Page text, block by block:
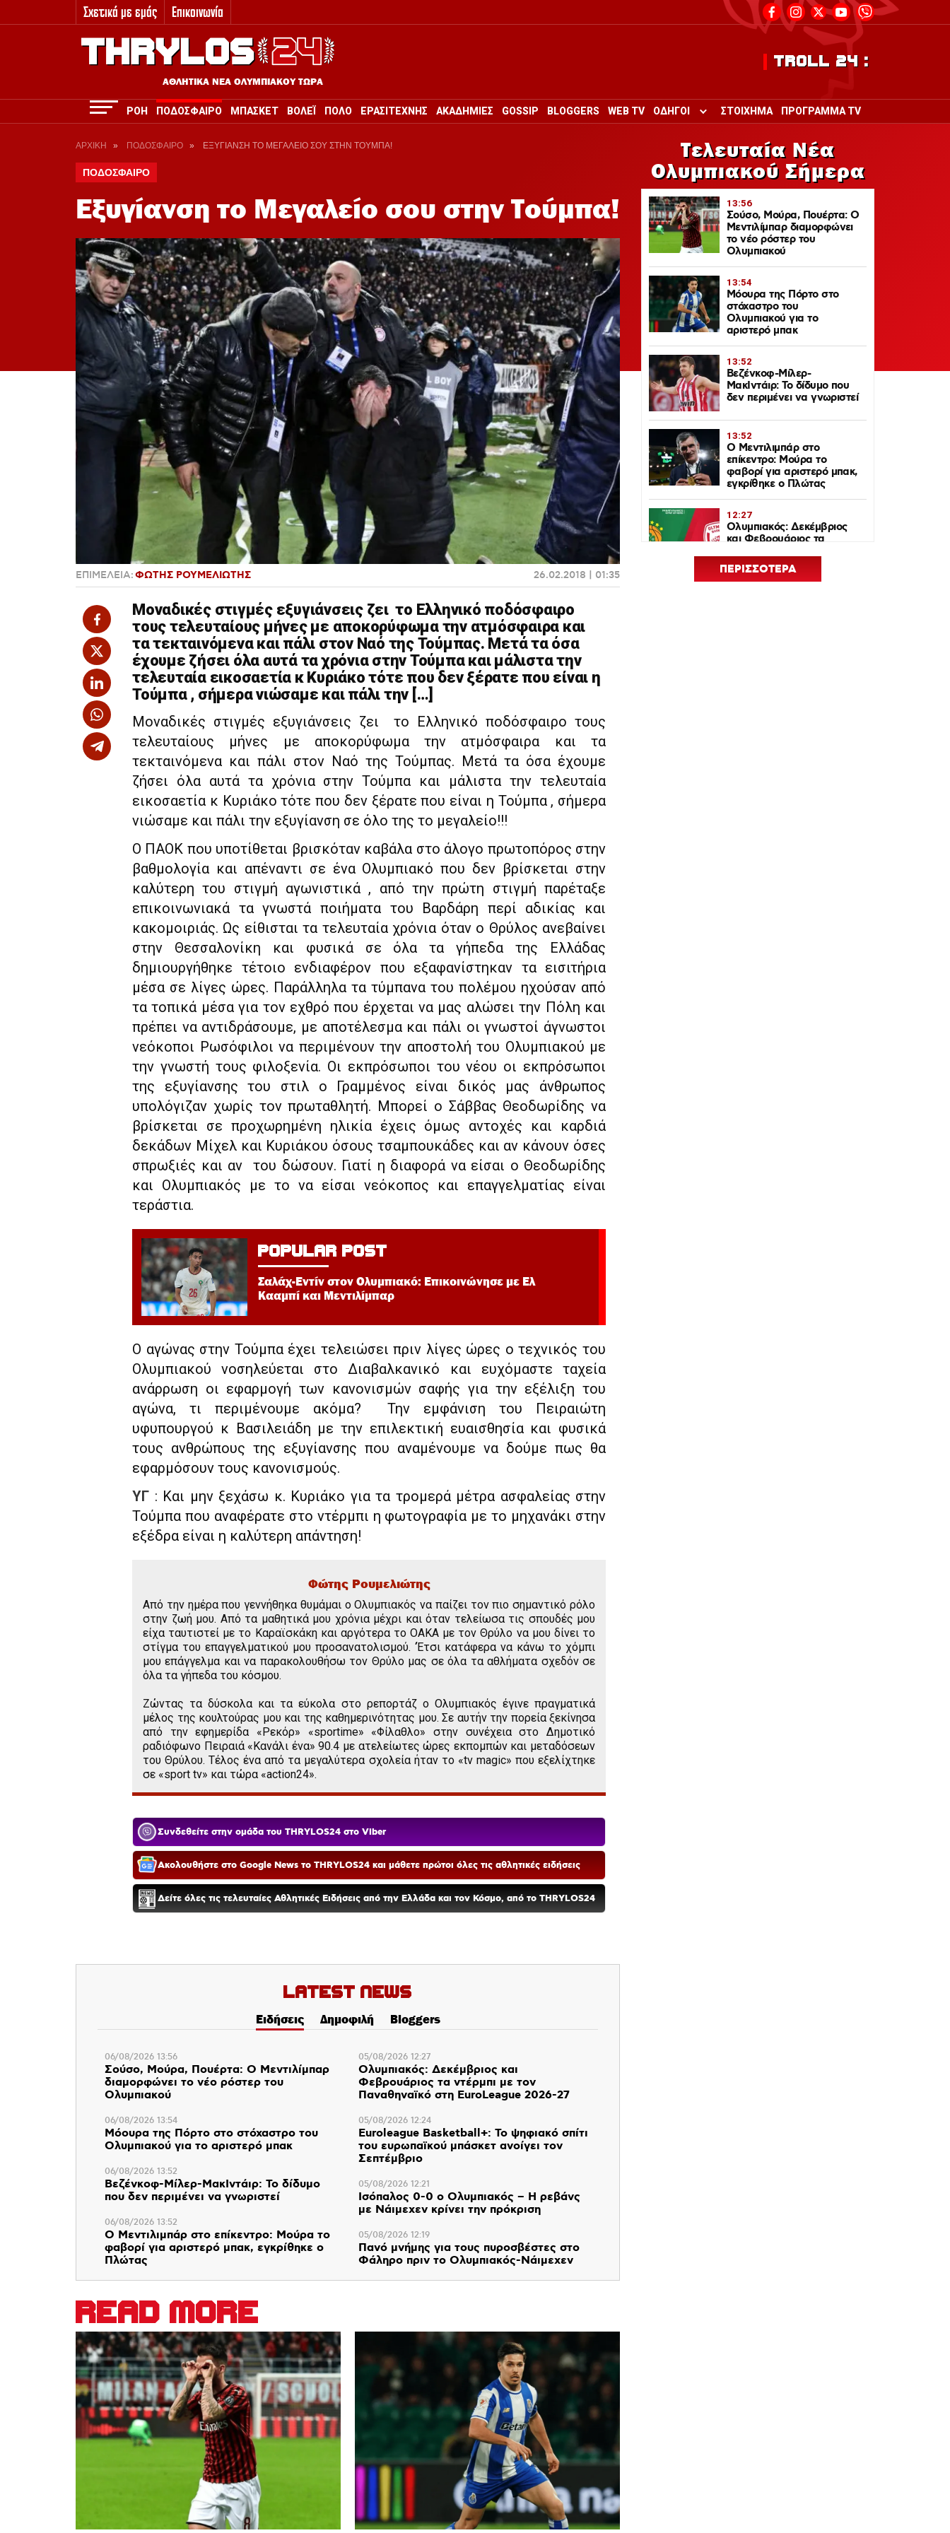
Σχετικά με εμάς Επικοινωνία
ΑΘΛΗΤΙΚΑ ΝΕΑ ΟΛΥΜΠΙΑΚΟΥ ΤΩΡΑ
TROLL 24 :
ΡΟΗ ΠΟΔΟΣΦΑΙΡΟ ΜΠΑΣΚΕΤ ΒΟΛΕΪ ΠΟΛΟ ΕΡΑΣΙΤΕΧΝΗΣ ΑΚΑΔΗΜΙΕΣ GOSSIP BLOGGERS WEB TV
ΟΔΗΓΟΙ
Toggle submenu for ΟΔΗΓΟΙ
ΣΤΟΙΧΗΜΑ ΠΡΟΓΡΑΜΜΑ TV
ΑΡΧΙΚΗ » ΠΟΔΟΣΦΑΙΡΟ » ΕΞΥΓΙΑΝΣΗ ΤΟ ΜΕΓΑΛΕΙΟ ΣΟΥ ΣΤΗΝ ΤΟΥΜΠΑ!
ΠΟΔΟΣΦΑΙΡΟ
Εξυγίανση το Μεγαλείο σου στην Τούμπα!
ΕΠΙΜΕΛΕΙΑ:ΦΩΤΗΣ ΡΟΥΜΕΛΙΩΤΗΣ 26.02.2018 | 01:35
Μοναδικές στιγμές εξυγιάνσεις ζει το Ελληνικό ποδόσφαιρο
τους τελευταίους μήνες με αποκορύφωμα την ατμόσφαιρα και
τα τεκταινόμενα και πάλι στον Ναό της Τούμπας. Μετά τα όσα
έχουμε ζήσει όλα αυτά τα χρόνια στην Τούμπα και μάλιστα την
τελευταία εικοσαετία κ Κυριάκο τότε που δεν ξέρατε που είναι η
Τούμπα , σήμερα νιώσαμε και πάλι την […]
Μοναδικές στιγμές εξυγιάνσεις ζει το Ελληνικό ποδόσφαιρο τους
τελευταίους μήνες με αποκορύφωμα την ατμόσφαιρα και τα
τεκταινόμενα και πάλι στον Ναό της Τούμπας. Μετά τα όσα έχουμε
ζήσει όλα αυτά τα χρόνια στην Τούμπα και μάλιστα την τελευταία
εικοσαετία κ Κυριάκο τότε που δεν ξέρατε που είναι η Τούμπα , σήμερα
νιώσαμε και πάλι την εξυγίανση σε όλο της το μεγαλείο!!!
Ο ΠΑΟΚ που υποτίθεται βρισκόταν καβάλα στο άλογο πρωτοπόρος στην
βαθμολογία και απέναντι σε ένα Ολυμπιακό που δεν βρίσκεται στην
καλύτερη του στιγμή αγωνιστικά , από την πρώτη στιγμή παρέταξε
επικοινωνιακά τα γνωστά ποιήματα του Βαρδάρη περί αδικίας και
κακομοιριάς. Ως είθισται τα τελευταία χρόνια όταν ο Θρύλος ανεβαίνει
στην Θεσσαλονίκη και φυσικά σε όλα τα γήπεδα της Ελλάδας
δημιουργήθηκε τέτοιο ενδιαφέρον που εξαφανίστηκαν τα εισιτήρια
μέσα σε λίγες ώρες. Παράλληλα τα τύμπανα του πολέμου ηχούσαν από
τα τοπικά μέσα για τον εχθρό που έρχεται να μας αλώσει την Πόλη και
πρέπει να αντιδράσουμε, με αποτέλεσμα και πάλι οι γνωστοί άγνωστοι
νεόκοποι Ρωσόφιλοι να περιμένουν την αποστολή του Ολυμπιακού με
την γνωστή τους φιλοξενία. Οι εκπρόσωποι του νέου οι εκπρόσωποι
της εξυγίανσης του στιλ ο Γραμμένος είναι δικός μας άνθρωπος
υπολόγιζαν χωρίς τον πρωταθλητή. Μπορεί ο Σάββας Θεοδωρίδης να
βρίσκεται σε προχωρημένη ηλικία έχεις όμως αντοχές και καρδιά
δεκάδων Μίχελ και Κυριάκου όσους τσαμπουκάδες και αν κάνουν όσες
σπρωξιές και αν του δώσουν. Γιατί η διαφορά να είσαι ο Θεοδωρίδης
και Ολυμπιακός με το να είσαι νεόκοπος και επαγγελματίας είναι
τεράστια.
POPULAR POST
Σαλάχ-Εντίν στον Ολυμπιακό: Επικοινώνησε με Ελ
Κααμπί και Μεντιλίμπαρ
Ο αγώνας στην Τούμπα έχει τελειώσει πριν λίγες ώρες ο τεχνικός του
Ολυμπιακού νοσηλεύεται στο Διαβαλκανικό και ευχόμαστε ταχεία
ανάρρωση οι εφαρμογή των κανονισμών σαφής για την εξέλιξη του
αγώνα, τι περιμένουμε ακόμα? Την εμφάνιση του Πειραιώτη
υφυπουργού κ Βασιλειάδη με την επιλεκτική ευαισθησία και φυσικά
τους ανθρώπους της εξυγίανσης που αναμένουμε να δούμε πως θα
εφαρμόσουν τους κανονισμούς.
ΥΓ : Και μην ξεχάσω κ. Κυριάκο για τα τρομερά μέτρα ασφαλείας στην
Τούμπα που αναφέρατε στο ντέρμπι η φωτογραφία με το μηχανάκι στην
εξέδρα είναι η καλύτερη απάντηση!
Φώτης Ρουμελιώτης
Από την ημέρα που γεννήθηκα θυμάμαι ο Ολυμπιακός να παίζει τον πιο σημαντικό ρόλο
στην ζωή μου. Από τα μαθητικά μου χρόνια μέχρι και όταν τελείωσα τις σπουδές μου
είχα ταυτιστεί με το Καραϊσκάκη και αργότερα το ΟΑΚΑ με τον Θρύλο να μου δίνει το
στίγμα του επαγγελματικού μου προσανατολισμού. ‘Έτσι κατάφερα να κάνω το χόμπι
μου επάγγελμα και να παρακολουθήσω τον Θρύλο μας σε όλα τα αθλήματα σχεδόν σε
όλα τα γήπεδα του κόσμου.
Ζώντας τα δύσκολα και τα εύκολα στο ρεπορτάζ ο Ολυμπιακός έγινε πραγματικά
μέλος της κουλτούρας μου και της καθημερινότητας μου. Σε αυτήν την πορεία ξεκίνησα
από την εφημερίδα «Ρεκόρ» «sportime» «Φίλαθλο» στην συνέχεια στο Δημοτικό
ραδιόφωνο Πειραιά «Κανάλι ένα» 90.4 με ατελείωτες ώρες εκπομπών και μεταδόσεων
του Θρύλου. Τέλος ένα από τα μεγαλύτερα σχολεία ήταν το «tv magic» που εξελίχτηκε
σε «sport tv» και τώρα «action24».
Συνδεθείτε στην ομάδα του THRYLOS24 στο Viber
Ακολουθήστε στο Google News το THRYLOS24 και μάθετε πρώτοι όλες τις αθλητικές ειδήσεις
Δείτε όλες τις τελευταίες Αθλητικές Ειδήσεις από την Ελλάδα και τον Κόσμο, από το THRYLOS24
Latest News
Ειδήσεις Δημοφιλή Bloggers
06/08/2026 13:56
Σούσο, Μούρα, Πουέρτα: Ο Μεντιλίμπαρ
διαμορφώνει το νέο ρόστερ του
Ολυμπιακού
06/08/2026 13:54
Μόουρα της Πόρτο στο στόχαστρο του
Ολυμπιακού για το αριστερό μπακ
06/08/2026 13:52
Βεζένκοφ-Μίλερ-ΜακΙντάιρ: Το δίδυμο
που δεν περιμένει να γνωριστεί
06/08/2026 13:52
Ο Μεντιλιμπάρ στο επίκεντρο: Μούρα το
φαβορί για αριστερό μπακ, εγκρίθηκε ο
Πλώτας
05/08/2026 12:27
Ολυμπιακός: Δεκέμβριος και
Φεβρουάριος τα ντέρμπι με τον
Παναθηναϊκό στη EuroLeague 2026-27
05/08/2026 12:24
Euroleague Basketball+: Το ψηφιακό σπίτι
του ευρωπαϊκού μπάσκετ ανοίγει τον
Σεπτέμβριο
05/08/2026 12:21
Ισόπαλος 0-0 ο Ολυμπιακός – Η ρεβάνς
με Νάιμεχεν κρίνει την πρόκριση
05/08/2026 12:19
Πανό μνήμης για τους πυροσβέστες στο
Φάληρο πριν το Ολυμπιακός-Νάιμεχεν
READ MORE
Τελευταία Νέα
Ολυμπιακού Σήμερα
13:56
Σούσο, Μούρα, Πουέρτα: Ο
Μεντιλίμπαρ διαμορφώνει
το νέο ρόστερ του
Ολυμπιακού
13:54
Μόουρα της Πόρτο στο
στόχαστρο του
Ολυμπιακού για το
αριστερό μπακ
13:52
Βεζένκοφ-Μίλερ-
ΜακΙντάιρ: Το δίδυμο που
δεν περιμένει να γνωριστεί
13:52
Ο Μεντιλιμπάρ στο
επίκεντρο: Μούρα το
φαβορί για αριστερό μπακ,
εγκρίθηκε ο Πλώτας
12:27
Ολυμπιακός: Δεκέμβριος
και Φεβρουάριος τα
Παναθηναϊκό στη
EuroLeague 2026-27
ΠΕΡΙΣΣΟΤΕΡΑ